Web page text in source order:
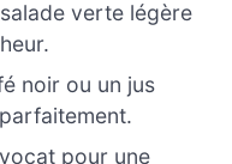
verte légère
noir ou un jus
pour une